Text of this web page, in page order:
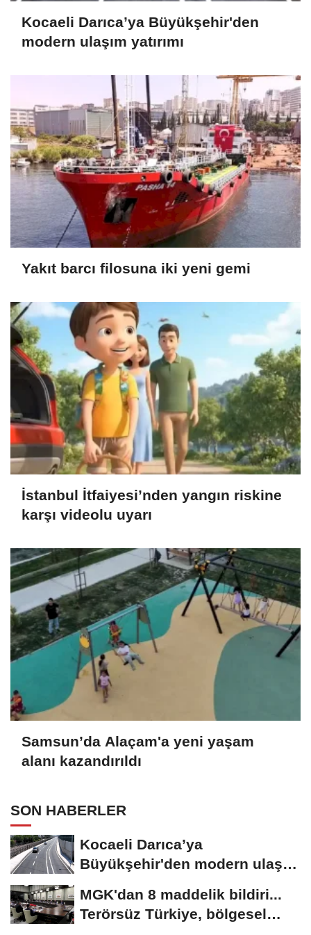
Kocaeli Darıca’ya Büyükşehir'den
modern ulaşım yatırımı
Yakıt barcı filosuna iki yeni gemi
İstanbul İtfaiyesi’nden yangın riskine
karşı videolu uyarı
Samsun’da Alaçam'a yeni yaşam
alanı kazandırıldı
SON HABERLER
Kocaeli Darıca’ya
Büyükşehir'den modern ulaşım
MGK'dan 8 maddelik bildiri...
Terörsüz Türkiye, bölgesel